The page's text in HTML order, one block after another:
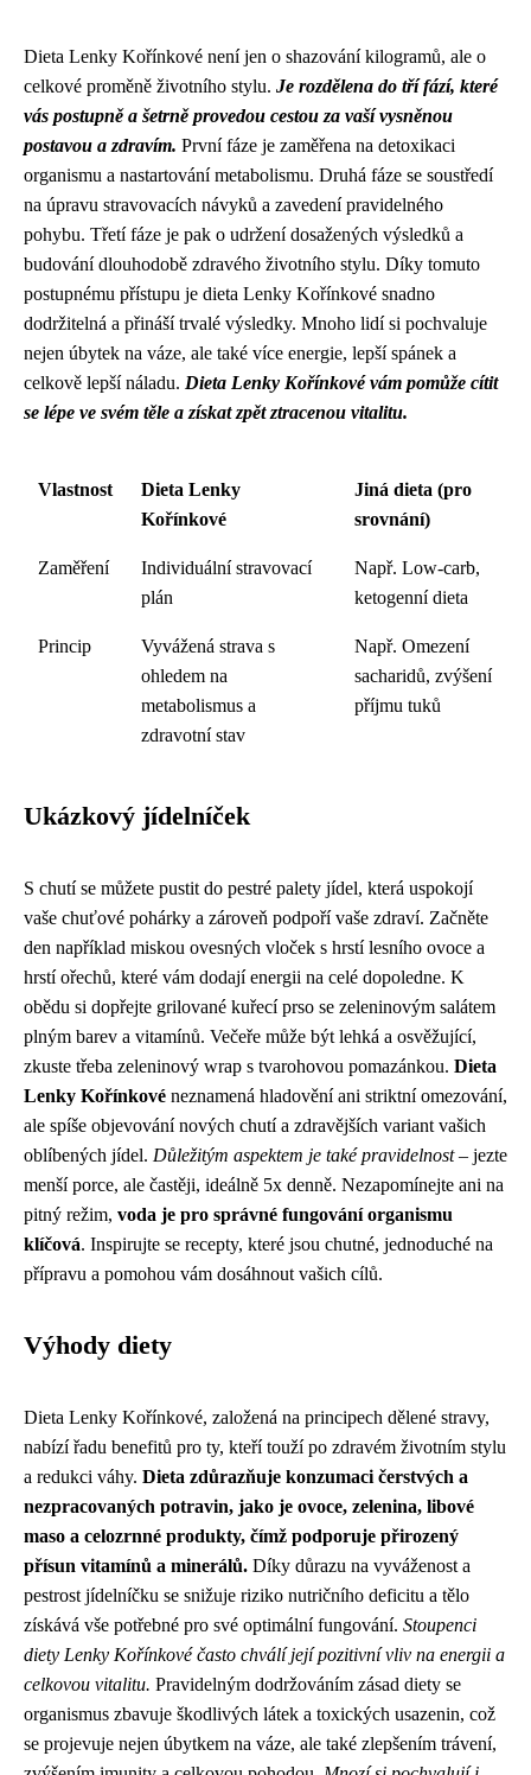
Dieta Lenky Kořínkové není jen o shazování kilogramů, ale o
celkové proměně životního stylu. Je rozdělena do tří fází, které
vás postupně a šetrně provedou cestou za vaší vysněnou
postavou a zdravím. První fáze je zaměřena na detoxikaci
organismu a nastartování metabolismu. Druhá fáze se soustředí
na úpravu stravovacích návyků a zavedení pravidelného
pohybu. Třetí fáze je pak o udržení dosažených výsledků a
budování dlouhodobě zdravého životního stylu. Díky tomuto
postupnému přístupu je dieta Lenky Kořínkové snadno
dodržitelná a přináší trvalé výsledky. Mnoho lidí si pochvaluje
nejen úbytek na váze, ale také více energie, lepší spánek a
celkově lepší náladu. Dieta Lenky Kořínkové vám pomůže cítit
se lépe ve svém těle a získat zpět ztracenou vitalitu.
Vlastnost
Dieta Lenky
Kořínkové
Jiná dieta (pro
srovnání)
Zaměření
Individuální stravovací
plán
Např. Low-carb,
ketogenní dieta
Princip
Vyvážená strava s
ohledem na
metabolismus a
zdravotní stav
Např. Omezení
sacharidů, zvýšení
příjmu tuků
Ukázkový jídelníček
S chutí se můžete pustit do pestré palety jídel, která uspokojí
vaše chuťové pohárky a zároveň podpoří vaše zdraví. Začněte
den například miskou ovesných vloček s hrstí lesního ovoce a
hrstí ořechů, které vám dodají energii na celé dopoledne. K
obědu si dopřejte grilované kuřecí prso se zeleninovým salátem
plným barev a vitamínů. Večeře může být lehká a osvěžující,
zkuste třeba zeleninový wrap s tvarohovou pomazánkou. Dieta
Lenky Kořínkové neznamená hladovění ani striktní omezování,
ale spíše objevování nových chutí a zdravějších variant vašich
oblíbených jídel. Důležitým aspektem je také pravidelnost– jezte
menší porce, ale častěji, ideálně 5x denně. Nezapomínejte ani na
pitný režim, voda je pro správné fungování organismu
klíčová. Inspirujte se recepty, které jsou chutné, jednoduché na
přípravu a pomohou vám dosáhnout vašich cílů.
Výhody diety
Dieta Lenky Kořínkové, založená na principech dělené stravy,
nabízí řadu benefitů pro ty, kteří touží po zdravém životním stylu
a redukci váhy. Dieta zdůrazňuje konzumaci čerstvých a
nezpracovaných potravin, jako je ovoce, zelenina, libové
maso a celozrnné produkty, čímž podporuje přirozený
přísun vitamínů a minerálů. Díky důrazu na vyváženost a
pestrost jídelníčku se snižuje riziko nutričního deficitu a tělo
získává vše potřebné pro své optimální fungování. Stoupenci
diety Lenky Kořínkové často chválí její pozitivní vliv na energii a
celkovou vitalitu. Pravidelným dodržováním zásad diety se
organismus zbavuje škodlivých látek a toxických usazenin, což
se projevuje nejen úbytkem na váze, ale také zlepšením trávení,